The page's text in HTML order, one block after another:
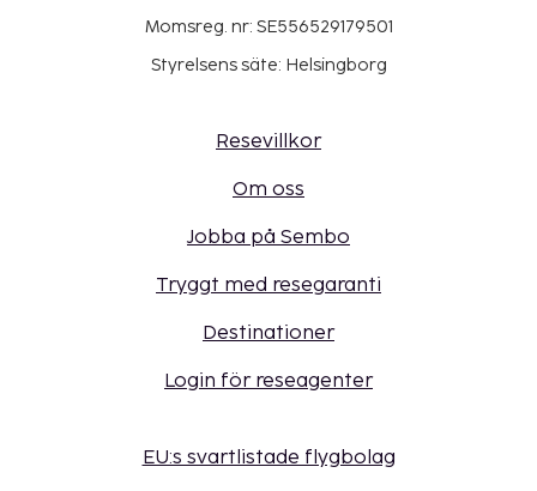
Momsreg. nr: SE556529179501
Styrelsens säte: Helsingborg
Resevillkor
Om oss
Jobba på Sembo
Tryggt med resegaranti
Destinationer
Login för reseagenter
EU:s svartlistade flygbolag